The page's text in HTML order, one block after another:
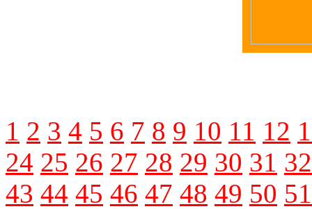
1 2 3 4 5 6 7 8 9 10 11 12
24 25 26 27 28 29 30 31 32
43 44 45 46 47 48 49 50 51